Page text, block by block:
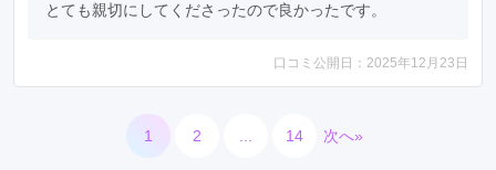
とても親切にしてくださったので良かったです。
口コミ公開日：2025年12月23日
1 2 14 次へ»